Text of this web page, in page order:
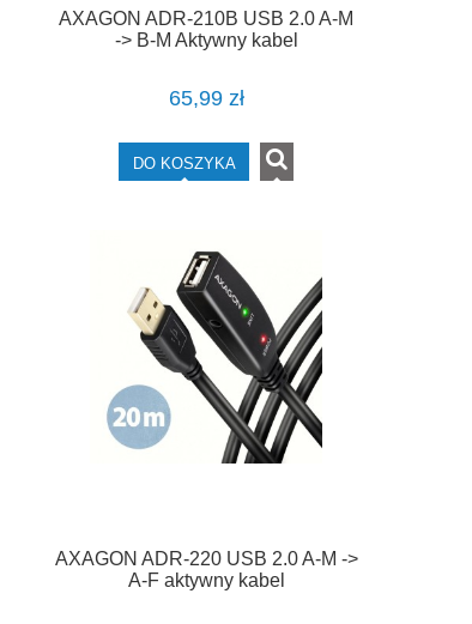
AXAGON ADR-210B USB 2.0 A-M
-> B-M Aktywny kabel
65,99 zł
DO KOSZYKA
AXAGON ADR-220 USB 2.0 A-M ->
A-F aktywny kabel